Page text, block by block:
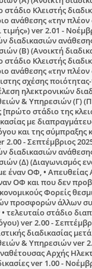
Κλειστής
ανάθεσης «την
ver 2.01 -
διαδικασιών
(Β) (Ανοικτή
Κλειστής
ανάθεσης «την
σχέσης
ηλεκτρονικών
& Υπηρεσιών (Γ)
στάδιο της
με
και της σύμπραξης
2.00 - Σεπτέμβριος
διαδικασιών
(Δ) (Διαγωνισμός
έναν ΟΦ, • Απευθείας
ΟΦ και που δεν
Φορείς
προσφορών άλλων
τελευταίο στάδιο
ver 2.00 -
διαδικασίας
& Υπηρεσιών ver
Αρχής
ver 1.00 -